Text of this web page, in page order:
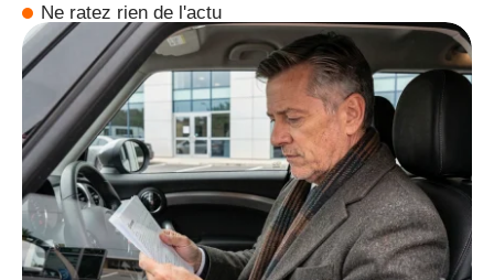
Ne ratez rien de l'actu